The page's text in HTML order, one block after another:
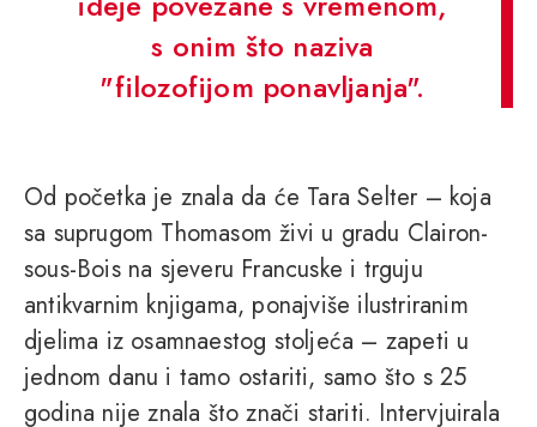
s onim što naziva
"filozofijom ponavljanja".
Od početka je znala da će Tara Selter – koja
sa suprugom Thomasom živi u gradu Clairon-
sous-Bois na sjeveru Francuske i trguju
antikvarnim knjigama, ponajviše ilustriranim
djelima iz osamnaestog stoljeća – zapeti u
jednom danu i tamo ostariti, samo što s 25
godina nije znala što znači stariti. Intervjuirala